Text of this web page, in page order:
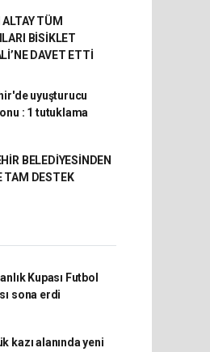
ALTAY TÜM
BİSİKLET
DAVET ETTİ
uyuşturucu
: 1 tutuklama
BELEDİYESİNDEN
TAM DESTEK
Kupası Futbol
sona erdi
kazı alanında yeni